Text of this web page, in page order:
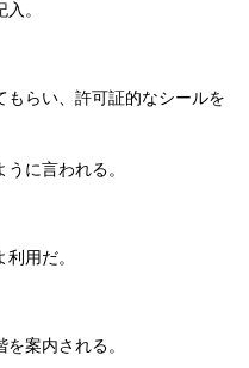
。
もらい、許可証的なシールを
に言われる。
用だ。
案内される。